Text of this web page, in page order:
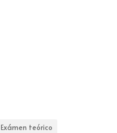
Exámen teórico